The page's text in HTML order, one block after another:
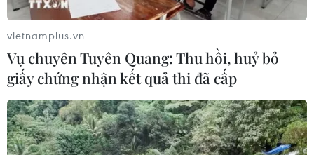
#thủy điện hòa bình #sạt lở
#evn
#công trình thủy điện
#tượng đài bác hồ
Phú Thọ
vietnamplus.vn
Vụ chuyên Tuyên Quang: Thu hồi, huỷ bỏ
giấy chứng nhận kết quả thi đã cấp